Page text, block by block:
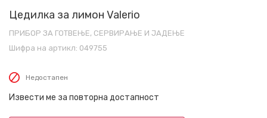
Цедилка за лимон Valerio
ПРИБОР ЗА ГОТВЕЊЕ, СЕРВИРАЊЕ И ЈАДЕЊЕ
Шифра на артикл: 049755
Недостапен
Извести ме за повторна достапност